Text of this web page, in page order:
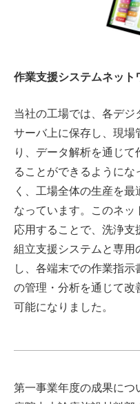
作業支援システムネット
当社の工場では、各デ
サーバ上に保存し、現場
り、データ解析を通じ
ることができるように
く、工場全体の生産を
なっています。このネ
応用することで、洗浄支
組立支援システムと専
し、各端末での作業指
の管理・分析を通じて
可能になりました。
第一事業年度の成果に